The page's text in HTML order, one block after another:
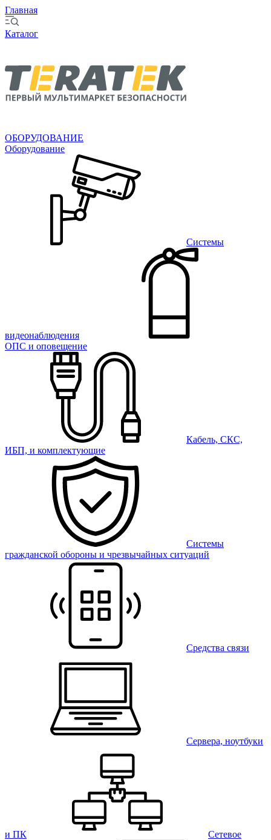
Главная
Каталог
ОБОРУДОВАНИЕ
Оборудование
Системы
видеонаблюдения
ОПС и оповещение
Кабель, СКС,
ИБП, и комплектующие
Системы
гражданской обороны и чрезвычайных ситуаций
Средства связи
Сервера, ноутбуки
и ПК Сетевое